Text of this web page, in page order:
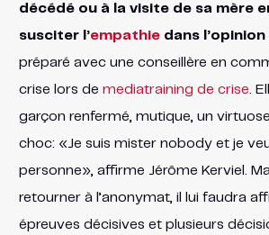
décédé ou à la visite de sa mère
susciter l’empathiedans
préparé avec une conseillère en
crise lors de mediatraining de crise .
garçon renfermé, mutique, un
choc: «Je suis mister nobody et je
personne», affirme Jérôme Kerviel.
retourner à l’anonymat, il lui faudra
épreuves décisives et plusieurs